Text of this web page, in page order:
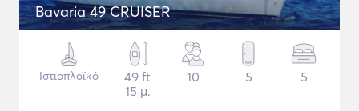
Bavaria 49 CRUISER
Ιστιοπλοϊκό
49 ft
15 μ.
10 5 5